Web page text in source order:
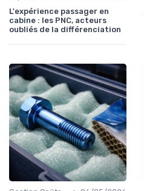
L'expérience passager en
cabine : les PNC, acteurs
oubliés de la différenciation